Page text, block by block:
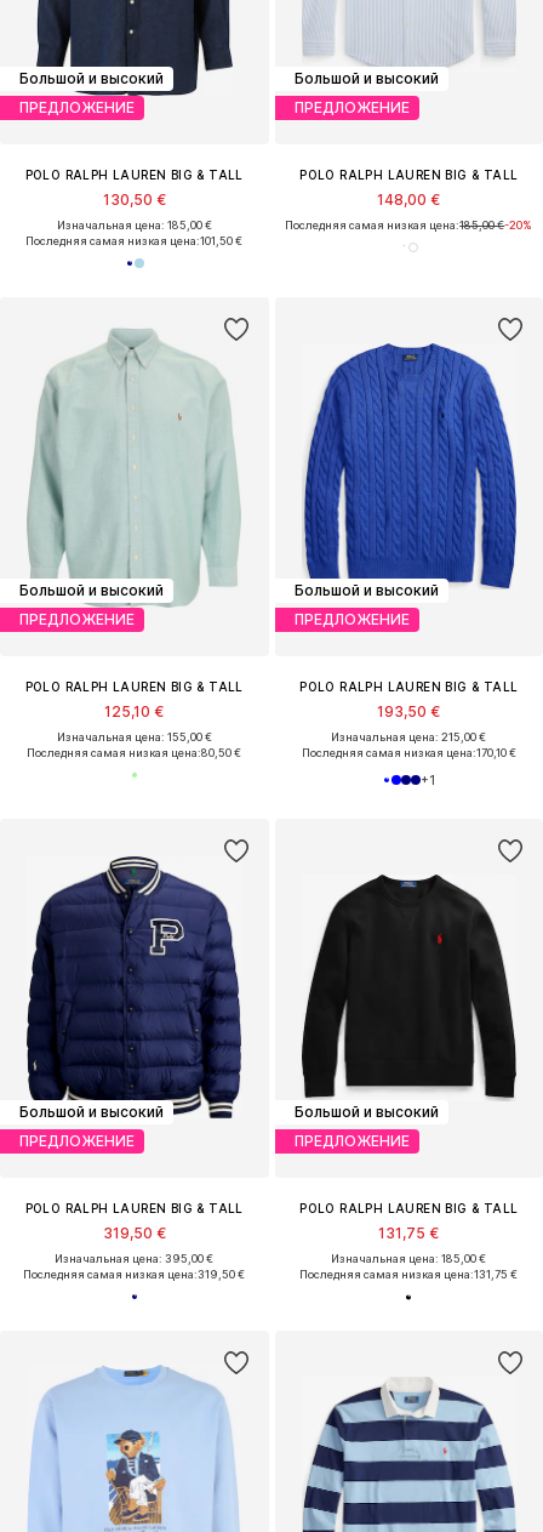
Большой и высокий
ПРЕДЛОЖЕНИЕ
POLO RALPH LAUREN BIG & TALL
130,50 €
Изначальная цена: 185,00 €
Последняя самая низкая цена:101,50 €
Большой и высокий
ПРЕДЛОЖЕНИЕ
POLO RALPH LAUREN BIG & TALL
148,00 €
Последняя самая низкая цена:185,00 €-20%
Большой и высокий
ПРЕДЛОЖЕНИЕ
POLO RALPH LAUREN BIG & TALL
125,10 €
Изначальная цена: 155,00 €
Последняя самая низкая цена:80,50 €
Большой и высокий
ПРЕДЛОЖЕНИЕ
POLO RALPH LAUREN BIG & TALL
193,50 €
Изначальная цена: 215,00 €
Последняя самая низкая цена:170,10 €
+1
Большой и высокий
ПРЕДЛОЖЕНИЕ
POLO RALPH LAUREN BIG & TALL
319,50 €
Изначальная цена: 395,00 €
Последняя самая низкая цена:319,50 €
Большой и высокий
ПРЕДЛОЖЕНИЕ
POLO RALPH LAUREN BIG & TALL
131,75 €
Изначальная цена: 185,00 €
Последняя самая низкая цена:131,75 €